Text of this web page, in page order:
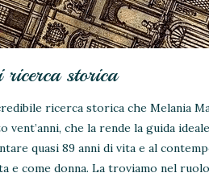
ricerca storica
ricerca storica che Melania
che la rende la guida
quasi 89 anni di vita e al
e come donna. La troviamo nel